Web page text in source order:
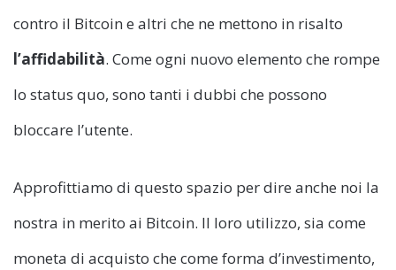
contro il Bitcoin e altri che ne mettono in risalto
l’affidabilità. Come ogni nuovo elemento che rompe
lo status quo, sono tanti i dubbi che possono
bloccare l’utente.
Approfittiamo di questo spazio per dire anche noi la
nostra in merito ai Bitcoin. Il loro utilizzo, sia come
moneta di acquisto che come forma d’investimento,